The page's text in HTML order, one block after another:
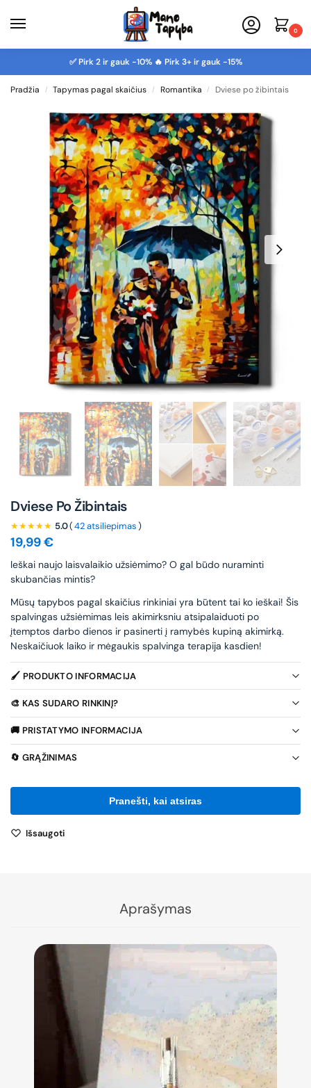
0
✅ Pirk 2 ir gauk -10% 🔥 Pirk 3+ ir gauk -15%
Pradžia / Tapymas pagal skaičius / Romantika / Dviese po žibintais
Dviese Po Žibintais
★★★★★ 5.0(42 atsiliepimas)
19,99€
leškai naujo laisvalaikio užsiėmimo? O gal būdo nuraminti
skubančias mintis?
Mūsų tapybos pagal skaičius rinkiniai yra būtent tai ko ieškai! Šis
spalvingas užsiėmimas leis akimirksniu atsipalaiduoti po
įtemptos darbo dienos ir pasinerti į ramybės kupiną akimirką.
Neskaičiuok laiko ir mėgaukis spalvinga terapija kasdien!
🖌️ PRODUKTO INFORMACIJA
🎨 KAS SUDARO RINKINĮ?
🚚 PRISTATYMO INFORMACIJA
🔄 GRĄŽINIMAS
Išsaugoti
Aprašymas